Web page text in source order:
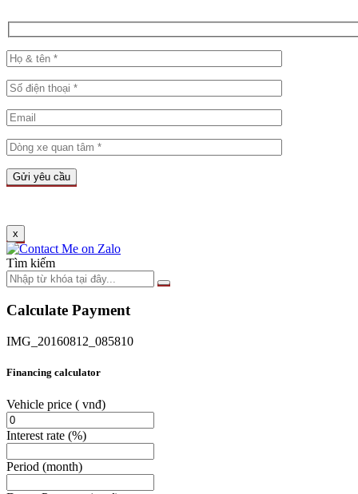
x
Tìm kiếm
Calculate Payment
IMG_20160812_085810
Financing calculator
Vehicle price ( vnđ)
Interest rate (%)
Period (month)